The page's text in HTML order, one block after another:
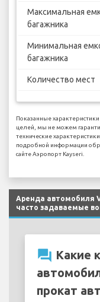
Максимальная
багажника
Минимальная
багажника
Количество мест
Показанные
целей, мы не можем
технические
подробной информации
сайте Аэропорт Kayseri.
Аренда автомобиля
часто задаваемые
question_answer Какие
прокат